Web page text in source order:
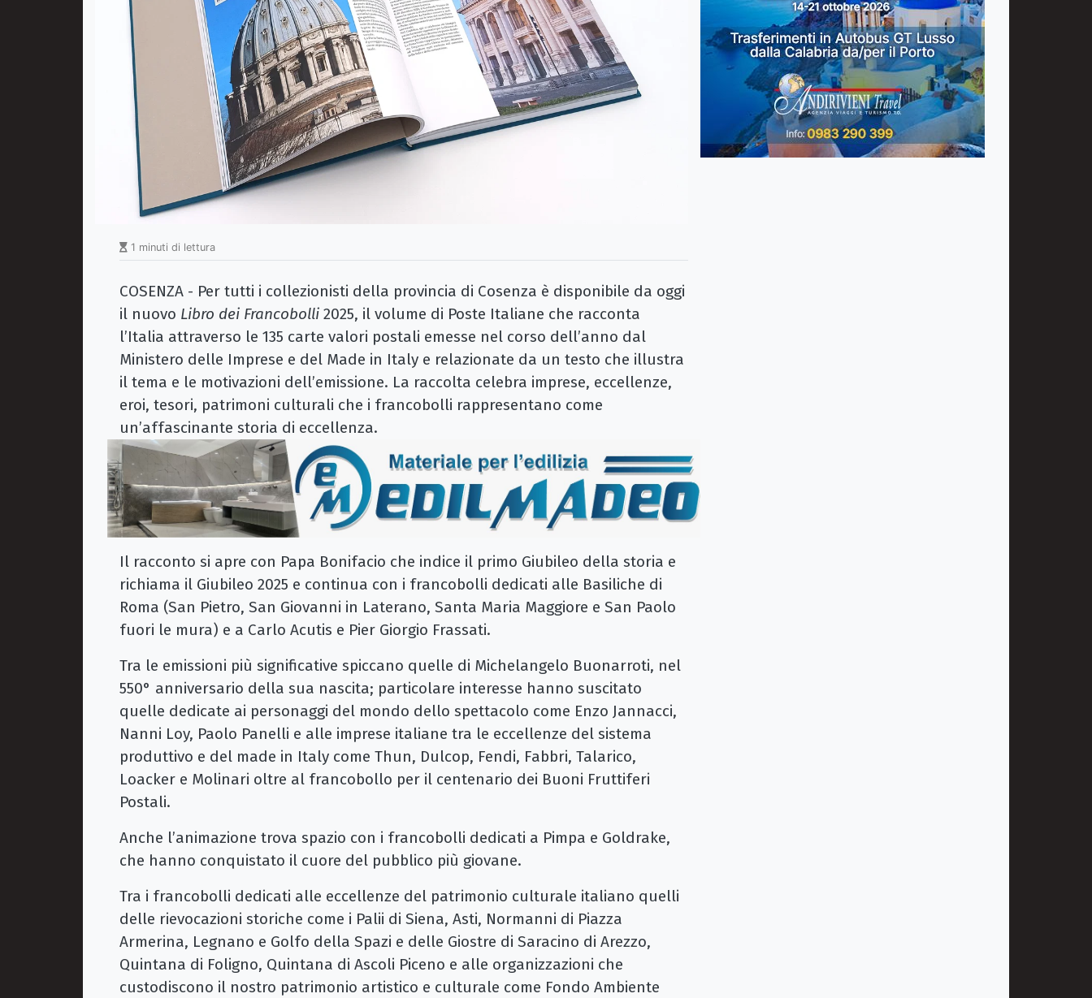
1 minuti di lettura
COSENZA - Per tutti i collezionisti della provincia di Cosenza è disponibile da oggi
il nuovo Libro dei Francobolli 2025, il volume di Poste Italiane che racconta
l’Italia attraverso le 135 carte valori postali emesse nel corso dell’anno dal
Ministero delle Imprese e del Made in Italy e relazionate da un testo che illustra
il tema e le motivazioni dell’emissione. La raccolta celebra imprese, eccellenze,
eroi, tesori, patrimoni culturali che i francobolli rappresentano come
un’affascinante storia di eccellenza.
Il racconto si apre con Papa Bonifacio che indice il primo Giubileo della storia e
richiama il Giubileo 2025 e continua con i francobolli dedicati alle Basiliche di
Roma (San Pietro, San Giovanni in Laterano, Santa Maria Maggiore e San Paolo
fuori le mura) e a Carlo Acutis e Pier Giorgio Frassati.
Tra le emissioni più significative spiccano quelle di Michelangelo Buonarroti, nel
550° anniversario della sua nascita; particolare interesse hanno suscitato
quelle dedicate ai personaggi del mondo dello spettacolo come Enzo Jannacci,
Nanni Loy, Paolo Panelli e alle imprese italiane tra le eccellenze del sistema
produttivo e del made in Italy come Thun, Dulcop, Fendi, Fabbri, Talarico,
Loacker e Molinari oltre al francobollo per il centenario dei Buoni Fruttiferi
Postali.
Anche l’animazione trova spazio con i francobolli dedicati a Pimpa e Goldrake,
che hanno conquistato il cuore del pubblico più giovane.
Tra i francobolli dedicati alle eccellenze del patrimonio culturale italiano quelli
delle rievocazioni storiche come i Palii di Siena, Asti, Normanni di Piazza
Armerina, Legnano e Golfo della Spazi e delle Giostre di Saracino di Arezzo,
Quintana di Foligno, Quintana di Ascoli Piceno e alle organizzazioni che
custodiscono il nostro patrimonio artistico e culturale come Fondo Ambiente